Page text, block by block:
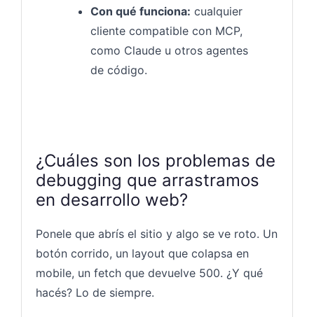
Con qué funciona: cualquier
cliente compatible con MCP,
como Claude u otros agentes
de código.
¿Cuáles son los problemas de
debugging que arrastramos
en desarrollo web?
Ponele que abrís el sitio y algo se ve roto. Un
botón corrido, un layout que colapsa en
mobile, un fetch que devuelve 500. ¿Y qué
hacés? Lo de siempre.